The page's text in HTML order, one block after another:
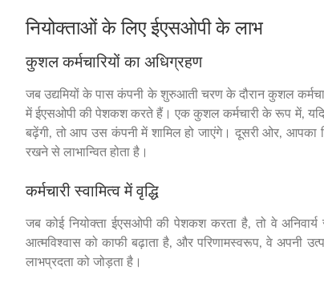
नियोक्ताओं के लिए ईएसओपी के लाभ
कुशल कर्मचारियों का अधिग्रहण
जब उद्यमियों के पास कंपनी के शुरुआती चरण के दौरान कुशल
में ईएसओपी की पेशकश करते हैं। एक कुशल कर्मचारी के रूप में,
बढ़ेंगी, तो आप उस कंपनी में शामिल हो जाएंगे। दूसरी ओर, आपका
रखने से लाभान्वित होता है।
कर्मचारी स्वामित्व में वृद्धि
जब कोई नियोक्ता ईएसओपी की पेशकश करता है, तो वे अनिवार्य
आत्मविश्वास को काफी बढ़ाता है, और परिणामस्वरूप, वे अपनी
लाभप्रदता को जोड़ता है।